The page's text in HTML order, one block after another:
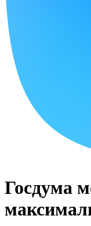
Госдума